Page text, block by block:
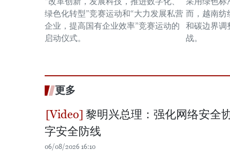
绿色化转型”竞赛运动和“大力发展私营
企业，提高国有企业效率”竞赛运动的
启动仪式。
而，越南纺
和碳边界调
战。
更多
黎明兴总理：强化网络安全
字安全防线
06/08/2026 16:10